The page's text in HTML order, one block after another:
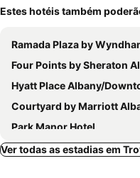
Estes hotéis também
Ramada Plaza by Wyndham
Four Points by Sheraton
Hyatt Place Albany/
Courtyard by Marriott Albany
Park Manor Hotel
Red Roof Inn Clifton Park
Ver todas as estadias em